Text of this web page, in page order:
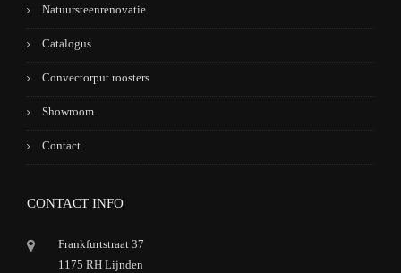
Natuursteenrenovatie
Catalogus
Convectorput roosters
Showroom
Contact
CONTACT INFO
Frankfurtstraat 37
1175 RH Lijnden